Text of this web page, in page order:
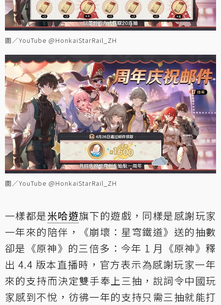
圖／YouTube @HonkaiStarRail_ZH
圖／YouTube @HonkaiStarRail_ZH
一樣都是米哈遊旗下的遊戲，同樣是感謝玩家
一年來的陪伴，《崩壞：星穹鐵道》送的抽數
卻是《原神》的三倍多：今年 1 月《原神》釋
出 4.4 版本直播時，官方表示為感謝玩家一年
來的支持而決定雙手奉上三抽，說詞令中國玩
家感到不悅，彷彿一年的支持只需三抽就能打